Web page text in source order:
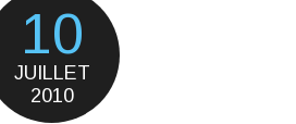
10
JUILLET
2010